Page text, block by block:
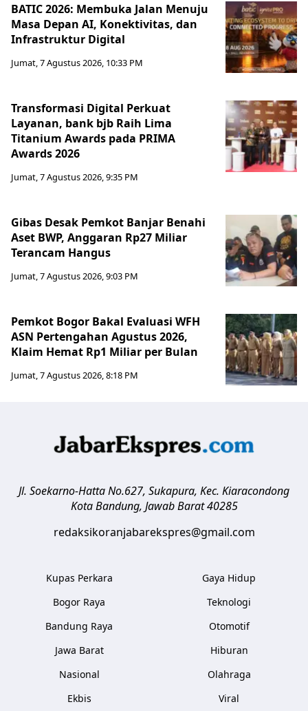
BATIC 2026: Membuka Jalan Menuju
Masa Depan AI, Konektivitas, dan
Infrastruktur Digital
Jumat, 7 Agustus 2026, 10:33 PM
Transformasi Digital Perkuat
Layanan, bank bjb Raih Lima
Titanium Awards pada PRIMA
Awards 2026
Jumat, 7 Agustus 2026, 9:35 PM
Gibas Desak Pemkot Banjar Benahi
Aset BWP, Anggaran Rp27 Miliar
Terancam Hangus
Jumat, 7 Agustus 2026, 9:03 PM
Pemkot Bogor Bakal Evaluasi WFH
ASN Pertengahan Agustus 2026,
Klaim Hemat Rp1 Miliar per Bulan
Jumat, 7 Agustus 2026, 8:18 PM
Jl. Soekarno-Hatta No.627, Sukapura, Kec. Kiaracondong
Kota Bandung, Jawab Barat 40285
redaksikoranjabarekspres@gmail.com
Kupas Perkara
Bogor Raya
Bandung Raya
Jawa Barat
Nasional
Ekbis
Gaya Hidup
Teknologi
Otomotif
Hiburan
Olahraga
Viral